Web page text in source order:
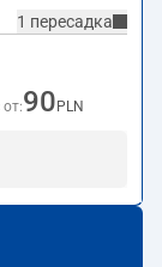
1 пересадка
от:90 PLN